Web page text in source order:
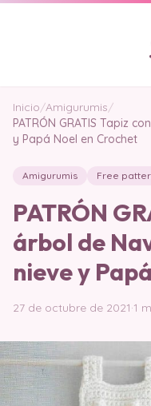
Inicio/Amigurumis/
PATRÓN GRATIS Tapiz
y Papá Noel en Crochet
Amigurumis Free
PATRÓN
árbol de
nieve y
27 de octubre de 2021·1